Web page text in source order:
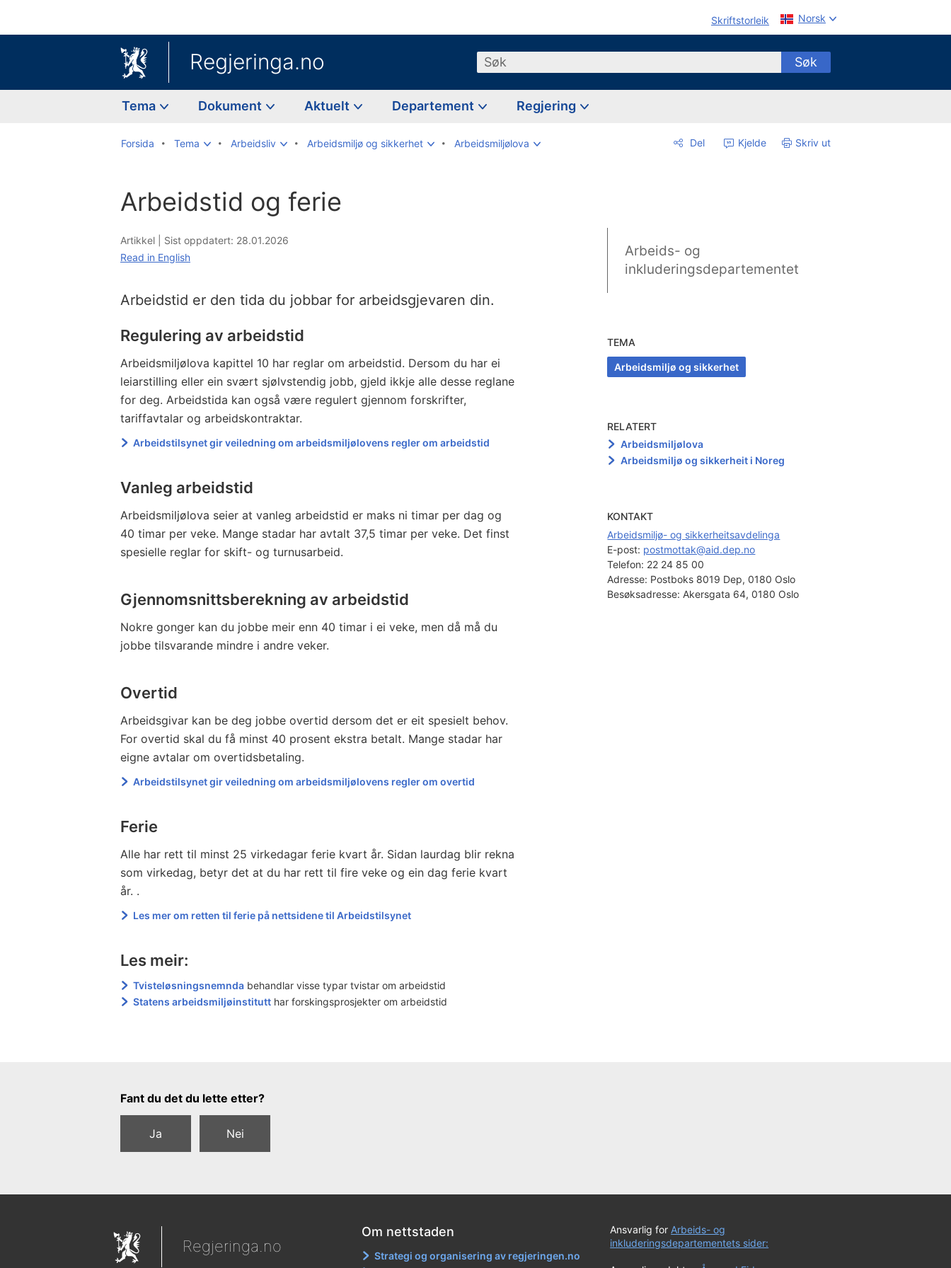
Skriftstorleik Norsk
Regjeringa.no Søk Søk
Tema Dokument Aktuelt Departement Regjering
Forsida Tema Arbeidsliv Arbeidsmiljø og sikkerhet Arbeidsmiljølova Del Kjelde Skriv ut
Arbeidstid og ferie
Artikkel | Sist oppdatert: 28.01.2026
Read in English
Arbeidstid er den tida du jobbar for arbeidsgjevaren din.
Regulering av arbeidstid
Arbeidsmiljølova kapittel 10 har reglar om arbeidstid. Dersom du har ei
leiarstilling eller ein svært sjølvstendig jobb, gjeld ikkje alle desse reglane
for deg. Arbeidstida kan også være regulert gjennom forskrifter,
tariffavtalar og arbeidskontraktar.
Arbeidstilsynet gir veiledning om arbeidsmiljølovens regler om arbeidstid
Vanleg arbeidstid
Arbeidsmiljølova seier at vanleg arbeidstid er maks ni timar per dag og
40 timar per veke. Mange stadar har avtalt 37,5 timar per veke. Det finst
spesielle reglar for skift- og turnusarbeid.
Gjennomsnittsberekning av arbeidstid
Nokre gonger kan du jobbe meir enn 40 timar i ei veke, men då må du
jobbe tilsvarande mindre i andre veker.
Overtid
Arbeidsgivar kan be deg jobbe overtid dersom det er eit spesielt behov.
For overtid skal du få minst 40 prosent ekstra betalt. Mange stadar har
eigne avtalar om overtidsbetaling.
Arbeidstilsynet gir veiledning om arbeidsmiljølovens regler om overtid
Ferie
Alle har rett til minst 25 virkedagar ferie kvart år. Sidan laurdag blir rekna
som virkedag, betyr det at du har rett til fire veke og ein dag ferie kvart
år. .
Les mer om retten til ferie på nettsidene til Arbeidstilsynet
Les meir:
Tvisteløsningsnemnda behandlar visse typar tvistar om arbeidstid
Statens arbeidsmiljøinstitutt har forskingsprosjekter om arbeidstid
Arbeids- og
inkluderingsdepartementet
TEMA
Arbeidsmiljø og sikkerhet
RELATERT
Arbeidsmiljølova
Arbeidsmiljø og sikkerheit i Noreg
KONTAKT
Arbeidsmiljø- og sikkerheitsavdelinga
E-post: postmottak@aid.dep.no
Telefon: 22 24 85 00
Adresse: Postboks 8019 Dep, 0180 Oslo
Besøksadresse: Akersgata 64, 0180 Oslo
Tilbakemeldingsskjema
Fant du det du lette etter?
Ja Nei
Regjeringa.no
Om nettstaden
Strategi og organisering av regjeringen.no
Ansvarlig for Arbeids- og
inkluderingsdepartementets sider: